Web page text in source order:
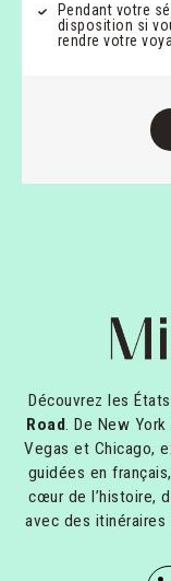
Pendant votre
disposition si
rendre votre
Découvrez les
Road. De New
Vegas et Chicago,
guidées en
cœur de l’histoire,
avec des